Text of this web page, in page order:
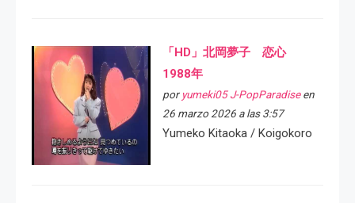
「HD」北岡夢子 恋心
1988年
por yumeki05 J-PopParadiseen
26 marzo 2026 a las 3:57
Yumeko Kitaoka / Koigokoro